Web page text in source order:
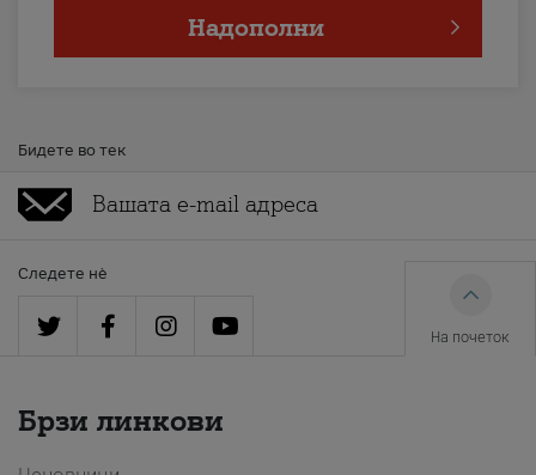
Надополни
Бидете во тек
Следете нè
На почеток
Брзи линкови